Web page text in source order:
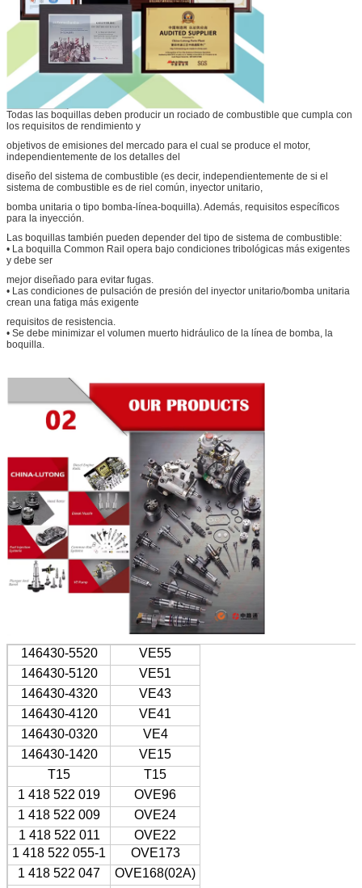
PRESENTACIóN
Todas las boquillas deben producir un rociado de combustible que cumpla con
los requisitos de rendimiento y
objetivos de emisiones del mercado para el cual se produce el motor,
independientemente de los detalles del
diseño del sistema de combustible (es decir, independientemente de si el
sistema de combustible es de riel común, inyector unitario,
bomba unitaria o tipo bomba-línea-boquilla). Además, requisitos específicos
para la inyección.
Las boquillas también pueden depender del tipo de sistema de combustible:
• La boquilla Common Rail opera bajo condiciones tribológicas más exigentes
y debe ser
mejor diseñado para evitar fugas.
• Las condiciones de pulsación de presión del inyector unitario/bomba unitaria
crean una fatiga más exigente
requisitos de resistencia.
• Se debe minimizar el volumen muerto hidráulico de la línea de bomba, la
boquilla.
146430-5520
VE55
146430-5120
VE51
146430-4320
VE43
146430-4120
VE41
146430-0320
VE4
146430-1420
VE15
T15
T15
1 418 522 019
OVE96
1 418 522 009
OVE24
1 418 522 011
OVE22
1 418 522 055-1
OVE173
1 418 522 047
OVE168(02A)